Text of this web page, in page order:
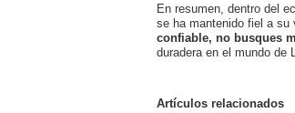
En resumen, dentro del
se ha mantenido fiel a su
confiable, no busques
duradera en el mundo de
Artículos relacionados